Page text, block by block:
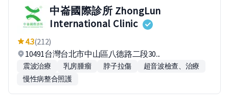
中崙國際診所 ZhongLun
International Clinic
4.3(212)
10491台灣台北市中山區八德路二段30...
震波治療 乳房腫瘤 脖子拉傷
超音波檢查、治療
慢性病整合照護